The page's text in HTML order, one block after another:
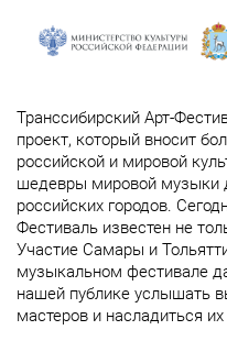
Транссибирский Арт-
проект, который вносит
российской и мировой
шедевры мировой музыки
российских городов.
Фестиваль известен не
Участие Самары и
музыкальном фестивале
нашей публике услышать
мастеров и насладиться